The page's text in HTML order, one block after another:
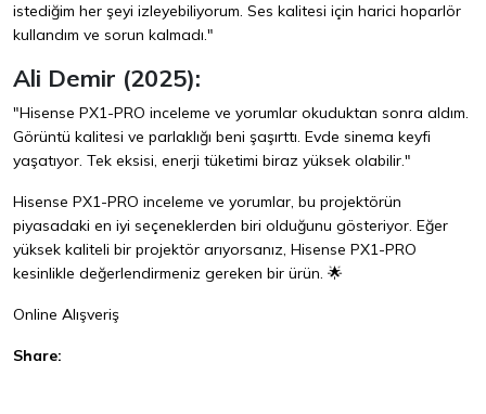
istediğim her şeyi izleyebiliyorum. Ses kalitesi için harici hoparlör
kullandım ve sorun kalmadı."
Ali Demir (2025):
"Hisense PX1-PRO inceleme ve yorumlar okuduktan sonra aldım.
Görüntü kalitesi ve parlaklığı beni şaşırttı. Evde sinema keyfi
yaşatıyor. Tek eksisi, enerji tüketimi biraz yüksek olabilir."
Hisense PX1-PRO inceleme ve yorumlar, bu projektörün
piyasadaki en iyi seçeneklerden biri olduğunu gösteriyor. Eğer
yüksek kaliteli bir projektör arıyorsanız, Hisense PX1-PRO
kesinlikle değerlendirmeniz gereken bir ürün. 🌟
Online Alışveriş
Share: